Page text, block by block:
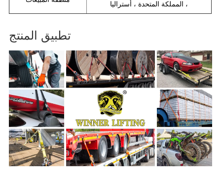
، المملكة المتحدة ، أستراليا
تطبيق المنتج